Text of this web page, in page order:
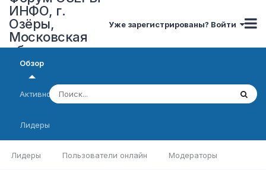
ИНФО, г.
Озёры,
Московская
область
Уже зарегистрированы? Войти
Обзор
Лидеры Пользователи онлайн Модераторы
Активность
Лидеры